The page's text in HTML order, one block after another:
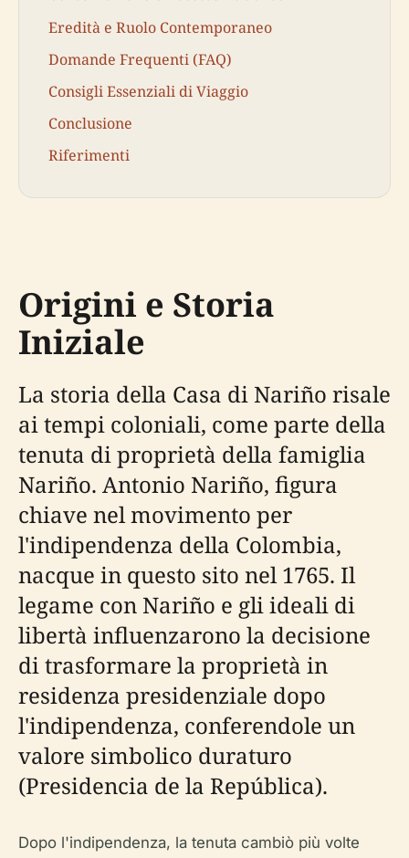
Eredità e Ruolo Contemporaneo
Domande Frequenti (FAQ)
Consigli Essenziali di Viaggio
Conclusione
Riferimenti
Origini e Storia
Iniziale
La storia della Casa di Nariño risale
ai tempi coloniali, come parte della
tenuta di proprietà della famiglia
Nariño. Antonio Nariño, figura
chiave nel movimento per
l'indipendenza della Colombia,
nacque in questo sito nel 1765. Il
legame con Nariño e gli ideali di
libertà influenzarono la decisione
di trasformare la proprietà in
residenza presidenziale dopo
l'indipendenza, conferendole un
valore simbolico duraturo
(Presidencia de la República).
Dopo l'indipendenza, la tenuta cambiò più volte